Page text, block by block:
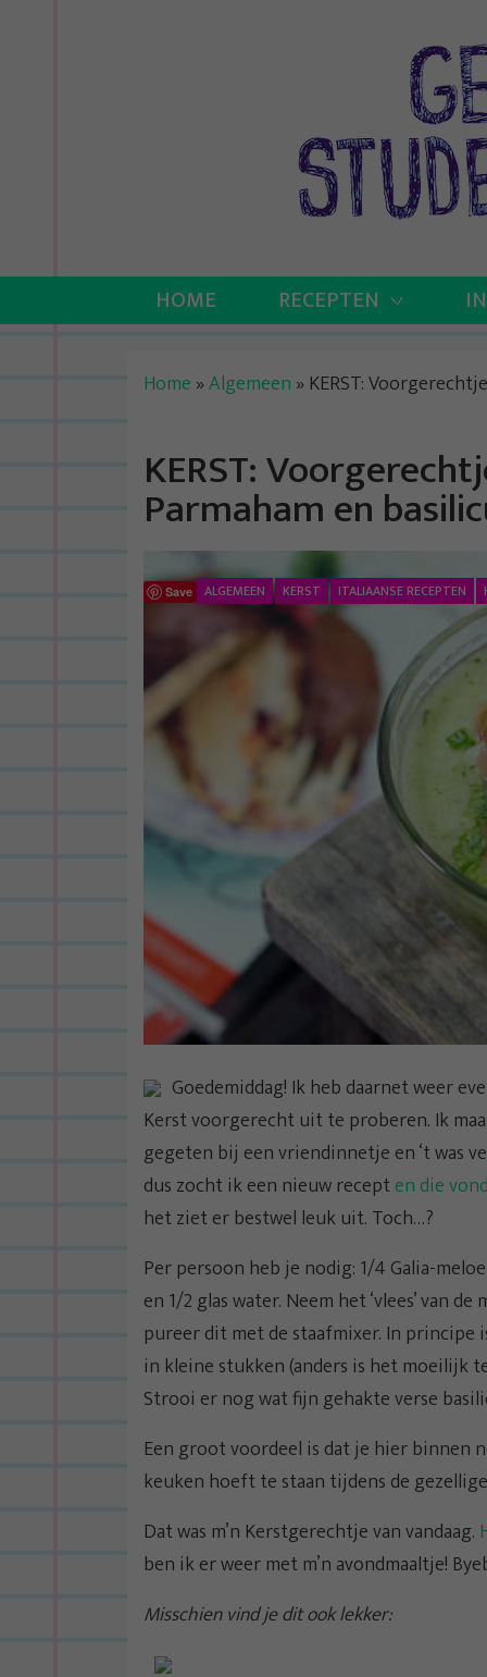
HOME RECEPTEN
Home »Algemeen » KERST:
KERST:
Parmaham en
Save ALGEMEEN KERST ITALIAANSE RECEPTEN
Goedemiddag! Ik heb daarnet weer
Kerst voorgerecht uit te proberen. Ik
gegeten bij een vriendinnetje en ‘t was
dus zocht ik een nieuw recepten die
het ziet er bestwel leuk uit. Toch…?
Per persoon heb je nodig: 1/4 Galia-
en 1/2 glas water. Neem het ‘vlees’ van
pureer dit met de staafmixer. In principe
in kleine stukken (anders is het moeilijk
Strooi er nog wat fijn gehakte verse
Een groot voordeel is dat je hier binnen
keuken hoeft te staan tijdens de
Dat was m’n Kerstgerechtje van vandaag.
ben ik er weer met m’n avondmaaltje!
Misschien vind je dit ook lekker: